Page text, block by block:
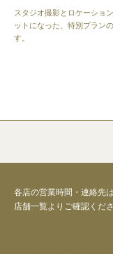
スタジオ撮影とロケーショ
ットになった、特別プラン
す。
各店の営業時間・連絡先は
店舗一覧よりご確認くださ